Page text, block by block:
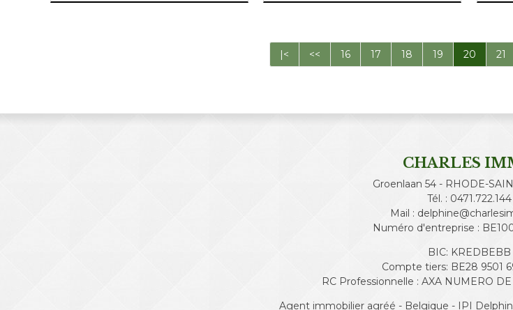
|< << 16 17 18 19 20 21
CHARLES
Groenlaan 54 - RHODE-
Tél. : 0471.722.144
Mail :
Numéro d'entreprise :
BIC: KREDBEBB
Compte tiers: BE28 9501
RC Professionnelle : AXA NUMERO
Agent immobilier agréé - Belgique - IPI